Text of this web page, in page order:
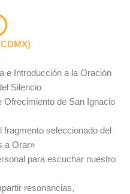
e Introducción a la Oración
Silencio
Ofrecimiento de San Ignacio
fragmento seleccionado del
a Orar»
para escuchar nuestro
resonancias,